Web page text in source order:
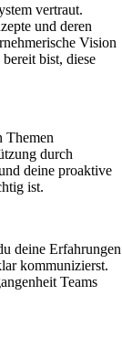
vertraut.
und deren
Vision
bist, diese
Themen
durch
deine proaktive
ist.
deine Erfahrungen
kommunizierst.
Teams